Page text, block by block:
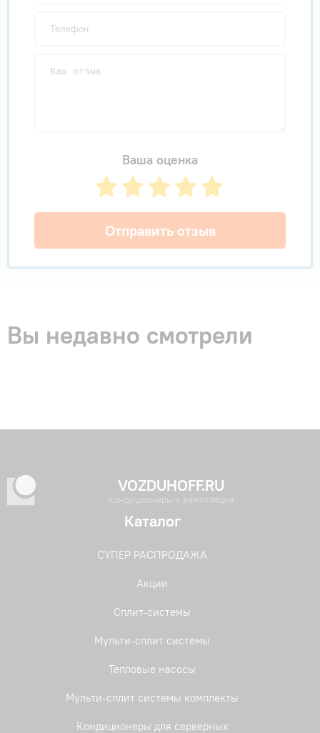
Ваша оценка
Отправить отзыв
Вы недавно смотрели
VOZDUHOFF.RU
Кондиционеры и вентиляция
Каталог
СУПЕР РАСПРОДАЖА
Акции
Сплит-системы
Мульти-сплит системы
Тепловые насосы
Мульти-сплит системы комплекты
Кондиционеры для серверных